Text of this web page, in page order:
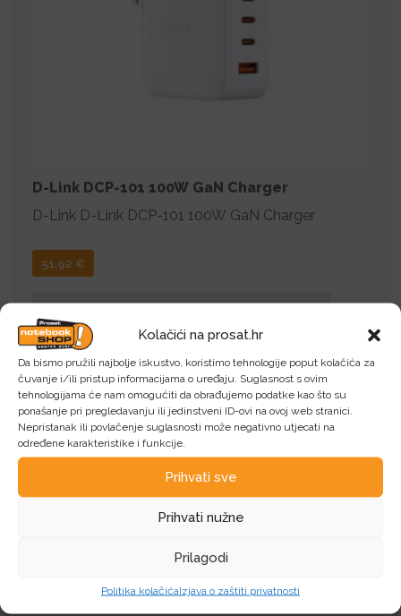
Kolačići na prosat.hr
Da bismo pružili najbolje iskustvo, koristimo tehnologije poput kolačića za
čuvanje i/ili pristup informacijama o uređaju. Suglasnost s ovim
tehnologijama će nam omogućiti da obrađujemo podatke kao što su
ponašanje pri pregledavanju ili jedinstveni ID-ovi na ovoj web stranici.
Nepristanak ili povlačenje suglasnosti može negativno utjecati na
određene karakteristike i funkcije.
Prihvati sve
Prihvati nužne
Prilagodi
Politika kolačićaIzjava o zaštiti privatnosti
D-Link DCP-101 100W GaN Charger
D-Link D-Link DCP-101 100W GaN Charger
51,92 €